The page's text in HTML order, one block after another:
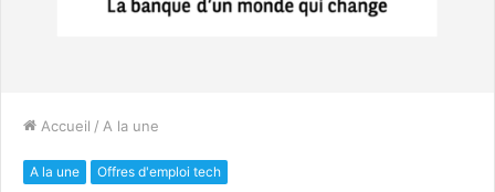
Accueil / A la une
A la une Offres d'emploi tech